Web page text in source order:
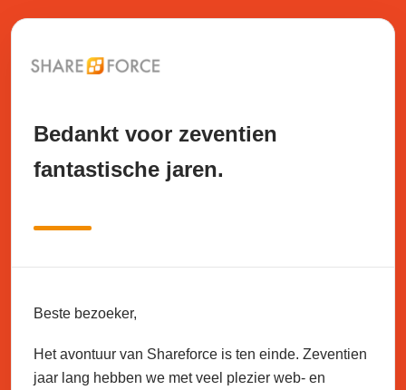
Bedankt voor zeventien
fantastische jaren.
Beste bezoeker,
Het avontuur van Shareforce is ten einde. Zeventien
jaar lang hebben we met veel plezier web- en